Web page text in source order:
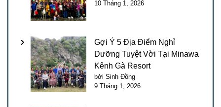
10 Tháng 1, 2026
Gợi Ý 5 Địa Điểm Nghỉ
Dưỡng Tuyệt Vời Tại Minawa
Kênh Gà Resort
bởi Sinh Đồng
9 Tháng 1, 2026